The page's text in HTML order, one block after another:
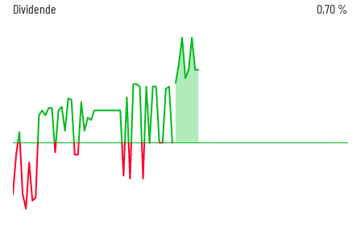
Dividende
0,70 %